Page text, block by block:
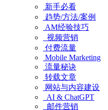
新手必看
趋势/方法/案例
AM经验技巧
视频营销
付费流量
Mobile Marketing
流量秘诀
转载文章
网站与内容建设
AI & ChatGPT
邮件营销